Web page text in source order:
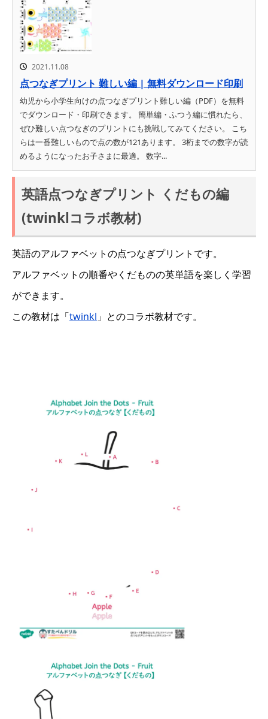
2021.11.08
点つなぎプリント 難しい編 | 無料ダウンロード印刷
幼児から小学生向けの点つなぎプリント難しい編（PDF）を無料
でダウンロード・印刷できます。 簡単編・ふつう編に慣れたら、
ぜひ難しい点つなぎのプリントにも挑戦してみてください。 こち
らは一番難しいもので点の数が121あります。 3桁までの数字が読
めるようになったお子さまに最適。 数字...
英語点つなぎプリント くだもの編
(twinklコラボ教材)
英語のアルファベットの点つなぎプリントです。
アルファベットの順番やくだものの英単語を楽しく学習
ができます。
この教材は「twinkl 」とのコラボ教材です。